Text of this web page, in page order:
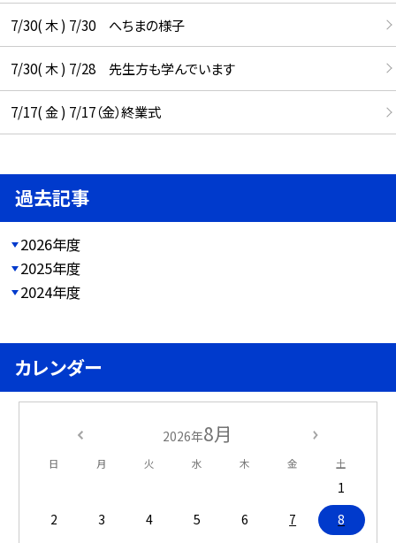
7/30( 木 ) 7/30 へちまの様子
7/30( 木 ) 7/28 先生方も学んでいます
7/17( 金 ) 7/17（金）終業式
過去記事
2026年度
2025年度
2024年度
カレンダー
2026年8月
日 月 火 水 木 金 土
1
2
3 4 5 6 7
8